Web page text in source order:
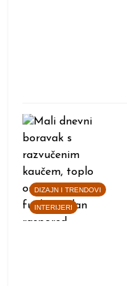
DIZAJN I TRENDOVI
INTERIJERI